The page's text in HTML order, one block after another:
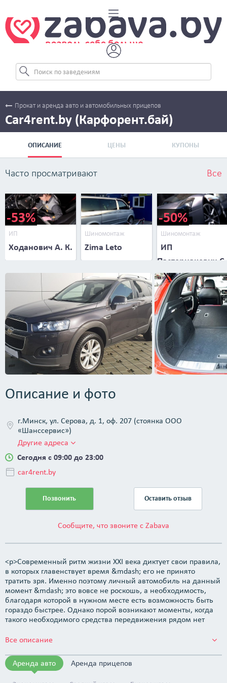
Прокат и аренда авто и автомобильных прицепов
Car4rent.by (Карфорент.бай)
ОПИСАНИЕ ЦЕНЫ КУПОНЫ
Часто просматривают Все
-53%
ИП
Ходанович А. К.
Шиномонтаж
Zima Leto
-50%
Шиномонтаж
ИП
Пастернакевич С.
В.
Описание и фото
Аренда авто Аренда прицепов
г.Минск, ул. Серова, д. 1, оф. 207 (стоянка ООО
«Шанссервис»)
Другие адреса
Сегодня с 09:00 до 23:00
car4rent.by
Позвонить Оставить отзыв
Сообщите, что звоните с Zabava
<p>Современный ритм жизни XXI века диктует свои правила,
в которых главенствует время &mdash; его не принято
тратить зря. Именно поэтому личный автомобиль на данный
момент &mdash; это вовсе не роскошь, а необходимость,
благодаря которой в нужном месте есть возможность быть
гораздо быстрее. Однако порой возникают моменты, когда
такого необходимого средства передвижения рядом нет
в планах на покупку. В таких ситуациях на помощь приходит
автомобилей Car4rent.by &mdash; это новое и свежее
дыхание в сфере каршеринга, где с особым вниманием
относятся к каждому клиенту, а индивидуальный подход и
Все описание